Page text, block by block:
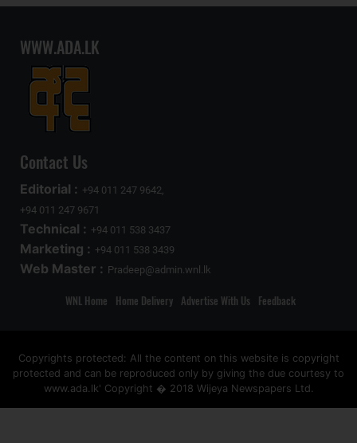
WWW.ADA.LK
Contact Us
Editorial : +94 011 247 9642,
+94 011 247 9671
Technical : +94 011 538 3437
Marketing : +94 011 538 3439
Web Master : Pradeep@admin.wnl.lk
WNL Home Home Delivery Advertise With Us Feedback
Copyrights protected: All the content on this website is copyright
protected and can be reproduced only by giving the due courtesy to
www.ada.lk' Copyright � 2018 Wijeya Newspapers Ltd.